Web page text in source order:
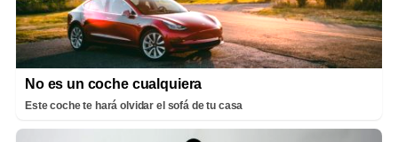
No es un coche cualquiera
Este coche te hará olvidar el sofá de tu casa